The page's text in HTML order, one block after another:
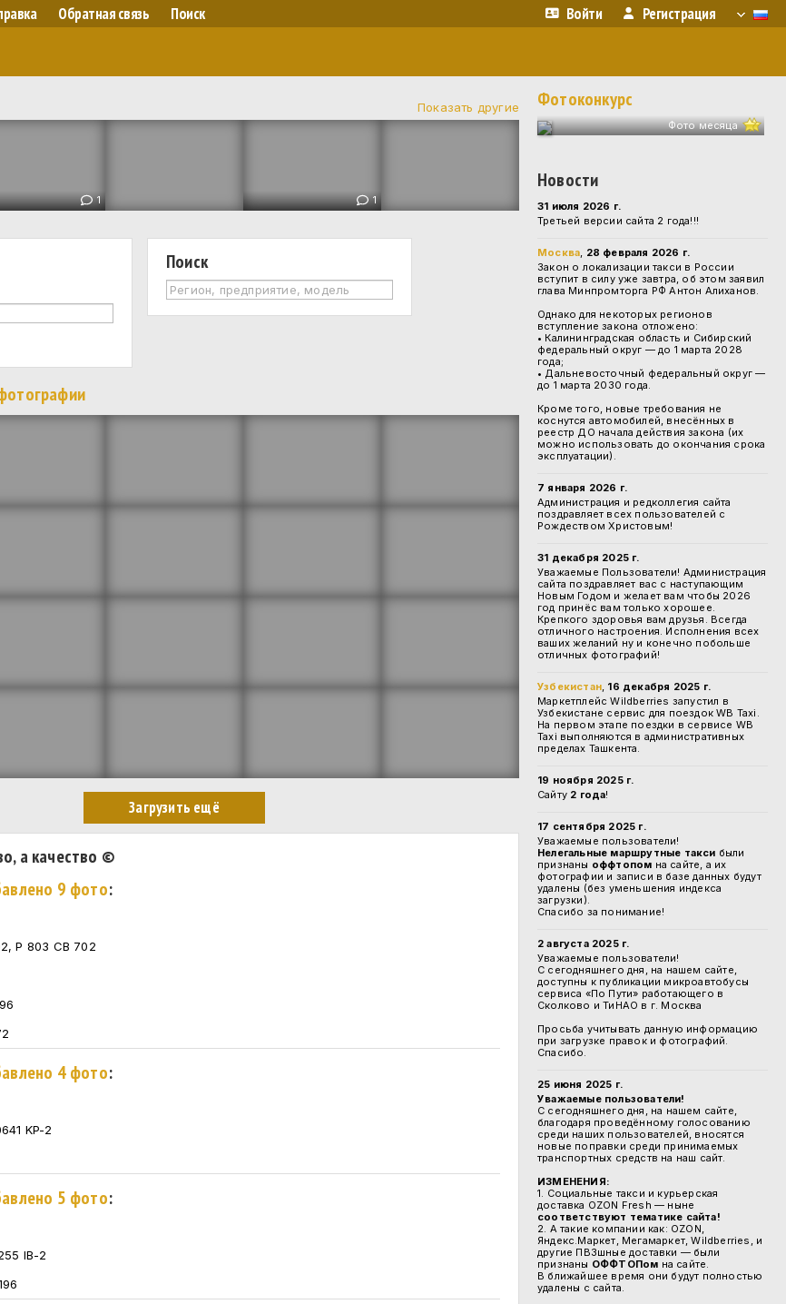
Обратная связь Поиск Войти Регистрация
Показать другие
1 1
Поиск
а качество ©
9 фото:
Р 803 СВ 702
4 фото:
KP-2
5 фото:
IB-2
Фотоконкурс
Фото месяца
Новости
31 июля 2026 г.
Третьей версии сайта 2 года!!!
Москва, 28 февраля 2026 г.
Закон о локализации такси в России
вступит в силу уже завтра, об этом заявил
глава Минпромторга РФ Антон Алиханов.
Однако для некоторых регионов
вступление закона отложено:
• Калининградская область и Сибирский
федеральный округ — до 1 марта 2028
года;
• Дальневосточный федеральный округ —
до 1 марта 2030 года.
Кроме того, новые требования не
коснутся автомобилей, внесённых в
реестр ДО начала действия закона (их
можно использовать до окончания срока
эксплуатации).
7 января 2026 г.
Администрация и редколлегия сайта
поздравляет всех пользователей с
Рождеством Христовым!
31 декабря 2025 г.
Уважаемые Пользователи! Администрация
сайта поздравляет вас с наступающим
Новым Годом и желает вам чтобы 2026
год принёс вам только хорошее.
Крепкого здоровья вам друзья. Всегда
отличного настроения. Исполнения всех
ваших желаний ну и конечно побольше
отличных фотографий!
Узбекистан, 16 декабря 2025 г.
Маркетплейс Wildberries запустил в
Узбекистане сервис для поездок WB Taxi.
На первом этапе поездки в сервисе WB
Taxi выполняются в административных
пределах Ташкента.
19 ноября 2025 г.
Сайту 2 года!
17 сентября 2025 г.
Уважаемые пользователи!
Нелегальные маршрутные такси были
признаны оффтопом на сайте, а их
фотографии и записи в базе данных будут
удалены (без уменьшения индекса
загрузки).
Спасибо за понимание!
2 августа 2025 г.
Уважаемые пользователи!
С сегодняшнего дня, на нашем сайте,
доступны к публикации микроавтобусы
сервиса «По Пути» работающего в
Сколково и ТиНАО в г. Москва
Просьба учитывать данную информацию
при загрузке правок и фотографий.
Спасибо.
25 июня 2025 г.
Уважаемые пользователи!
С сегодняшнего дня, на нашем сайте,
благодаря проведённому голосованию
среди наших пользователей, вносятся
новые поправки среди принимаемых
транспортных средств на наш сайт.
ИЗМЕНЕНИЯ:
1. Социальные такси и курьерская
доставка OZON Fresh — ныне
соответствуют тематике сайта!
2. А такие компании как: OZON,
Яндекс.Маркет, Мегамаркет, Wildberries, и
другие ПВЗшные доставки — были
признаны ОФФТОПом на сайте.
В ближайшее время они будут полностью
удалены с сайта.